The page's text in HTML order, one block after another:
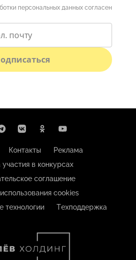
персональных данных согласен
Контакты
Реклама
в конкурсах
соглашение
cookies
технологии
Техподдержка